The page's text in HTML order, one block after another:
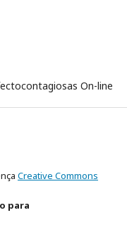
On-line
Creative Commons
para